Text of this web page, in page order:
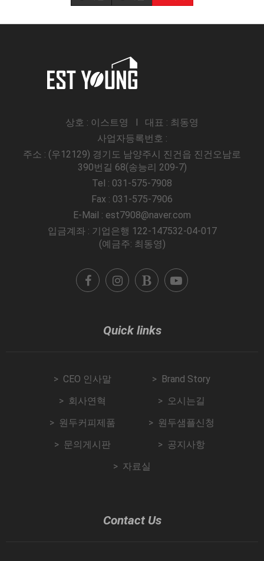
상호 : 이스트영 l 대표 : 최동영
사업자등록번호 :
주소 : (우12129) 경기도 남양주시 진건읍 진건오남로
390번길 68(송능리 209-7)
Tel : 031-575-7908
Fax : 031-575-7906
E-Mail : est7908@naver.com
입금계좌 : 기업은행 122-147532-04-017
(예금주: 최동영)
Quick links
CEO 인사말
Brand Story
회사연혁
오시는길
원두커피제품
원두샘플신청
문의게시판
공지사항
자료실
Contact Us